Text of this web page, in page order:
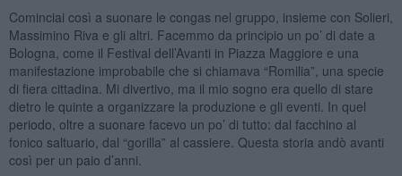
Cominciai così a suonare le congas nel gruppo, insieme con Solieri,
Massimino Riva e gli altri. Facemmo da principio un po’ di date a
Bologna, come il Festival dell’Avanti in Piazza Maggiore e una
manifestazione improbabile che si chiamava “Romilia”, una specie
di fiera cittadina. Mi divertivo, ma il mio sogno era quello di stare
dietro le quinte a organizzare la produzione e gli eventi. In quel
periodo, oltre a suonare facevo un po’ di tutto: dal facchino al
fonico saltuario, dal “gorilla” al cassiere. Questa storia andò avanti
così per un paio d’anni.